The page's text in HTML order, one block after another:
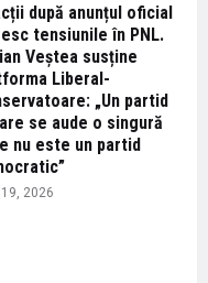
după anunțul oficial
tensiunile în PNL.
Veștea susține
Liberal-
„Un partid
se aude o singură
nu este un partid
2026